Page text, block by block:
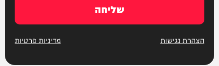
שליחה
הצהרת נגישות מדיניות פרטיות